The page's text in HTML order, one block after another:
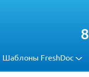
Шаблоны FreshDoc